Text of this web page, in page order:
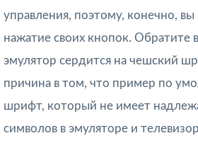
управления, поэтому, конечно,
нажатие своих кнопок. Обратите
эмулятор сердится на чешский
причина в том, что пример по
шрифт, который не имеет
символов в эмуляторе и